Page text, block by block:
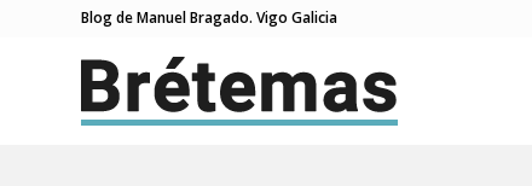
Blog de Manuel Bragado. Vigo Galicia